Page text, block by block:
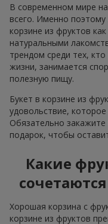
В современном мире
всего. Именно
корзине из фруктов
натуральными
трендом среди тех,
жизни, занимается
полезную пищу.
Букет в корзине из
удовольствие,
Обязательно закажите
подарок, чтобы
Какие
Хорошая корзина с
корзине из фруктов